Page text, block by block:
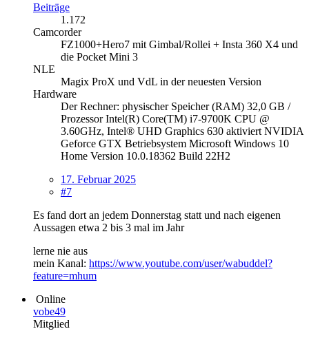
Beiträge
1.172
Camcorder
FZ1000+Hero7 mit Gimbal/Rollei + Insta 360 X4 und
die Pocket Mini 3
NLE
Magix ProX und VdL in der neuesten Version
Hardware
Der Rechner: physischer Speicher (RAM) 32,0 GB /
Prozessor Intel(R) Core(TM) i7-9700K CPU @
3.60GHz, Intel® UHD Graphics 630 aktiviert NVIDIA
Geforce GTX Betriebsystem Microsoft Windows 10
Home Version 10.0.18362 Build 22H2
17. Februar 2025
#7
Es fand dort an jedem Donnerstag statt und nach eigenen
Aussagen etwa 2 bis 3 mal im Jahr
lerne nie aus
mein Kanal: https://www.youtube.com/user/wabuddel?
feature=mhum
Online
vobe49
Mitglied